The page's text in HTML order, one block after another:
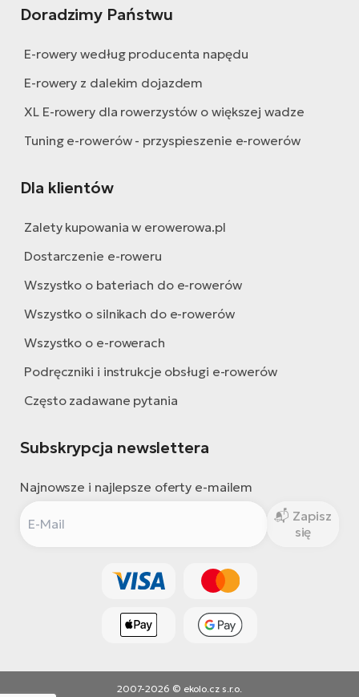
Doradzimy Państwu
E-rowery według producenta napędu
E-rowery z dalekim dojazdem
XL E-rowery dla rowerzystów o większej wadze
Tuning e-rowerów - przyspieszenie e-rowerów
Dla klientów
Zalety kupowania w erowerowa.pl
Dostarczenie e-roweru
Wszystko o bateriach do e-rowerów
Wszystko o silnikach do e-rowerów
Wszystko o e-rowerach
Podręczniki i instrukcje obsługi e-rowerów
Często zadawane pytania
Subskrypcja newslettera
Najnowsze i najlepsze oferty e-mailem
się
2007-2026 © ekolo.cz s.r.o.